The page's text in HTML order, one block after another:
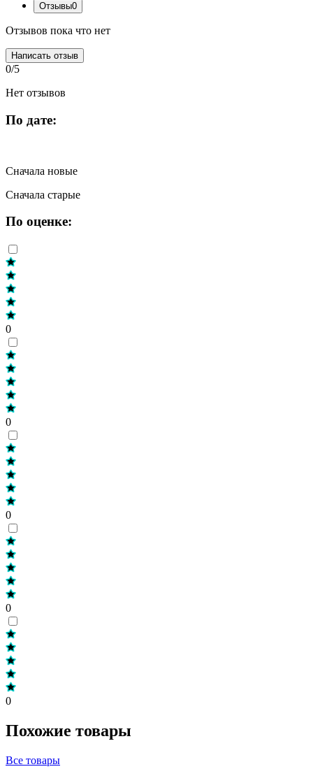
Отзывы0
Отзывов пока что нет
Написать отзыв
0/5
Нет отзывов
По дате:
Сначала новые
Сначала старые
По оценке:
0
0
0
0
0
Похожие товары
Все товары